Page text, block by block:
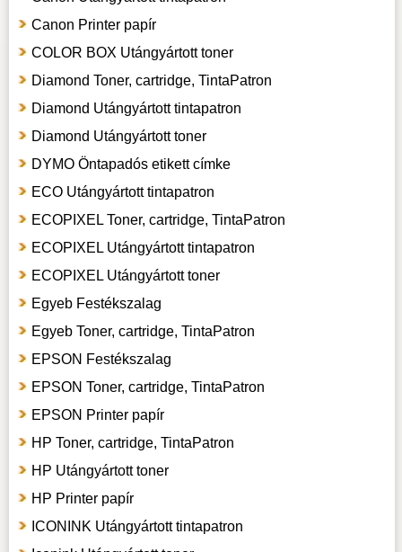
Canon Printer papír
COLOR BOX Utángyártott toner
Diamond Toner, cartridge, TintaPatron
Diamond Utángyártott tintapatron
Diamond Utángyártott toner
DYMO Öntapadós etikett címke
ECO Utángyártott tintapatron
ECOPIXEL Toner, cartridge, TintaPatron
ECOPIXEL Utángyártott tintapatron
ECOPIXEL Utángyártott toner
Egyeb Festékszalag
Egyeb Toner, cartridge, TintaPatron
EPSON Festékszalag
EPSON Toner, cartridge, TintaPatron
EPSON Printer papír
HP Toner, cartridge, TintaPatron
HP Utángyártott toner
HP Printer papír
ICONINK Utángyártott tintapatron